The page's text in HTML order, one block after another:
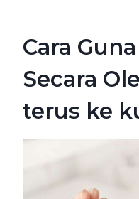
Cara
Secara
terus ke